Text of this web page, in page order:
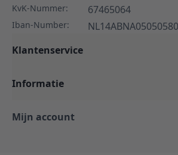
KvK-Nummer: 67465064
Iban-Number:
Klantenservice
Informatie
Mijn account